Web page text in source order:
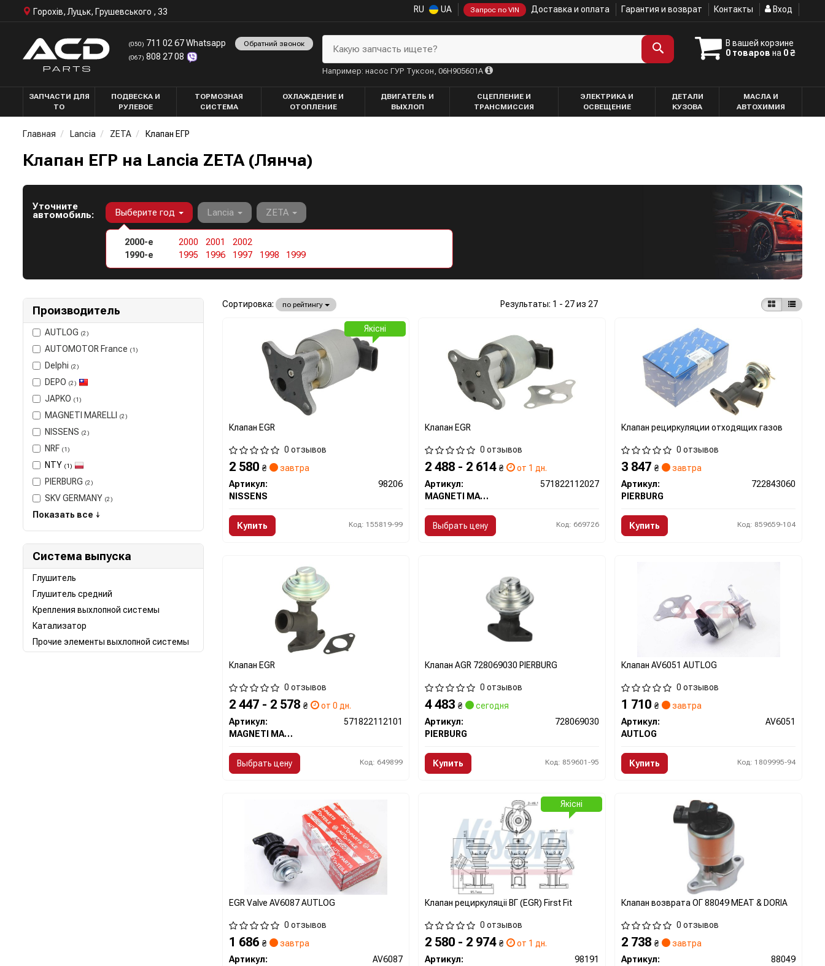
Горохів, Луцьк, Грушевського , 33 RU UA Запрос по VIN Доставка и оплата Гарантия и возврат Контакты Вход
(050) 711 02 67 Whatsapp
(067) 808 27 08
Обратний звонок
В вашей корзине
0 товаров на 0 ₴
Какую запчасть ищете?
Например: насос ГУР Туксон, 06H905601A
ЗАПЧАСТИ ДЛЯ
ТО
ПОДВЕСКА И
РУЛЕВОЕ
ТОРМОЗНАЯ
СИСТЕМА
ОХЛАЖДЕНИЕ И
ОТОПЛЕНИЕ
ДВИГАТЕЛЬ И
ВЫХЛОП
СЦЕПЛЕНИЕ И
ТРАНСМИССИЯ
ЭЛЕКТРИКА И
ОСВЕЩЕНИЕ
ДЕТАЛИ
КУЗОВА
МАСЛА И
АВТОХИМИЯ
Главная Lancia ZETA Клапан ЕГР
Клапан ЕГР на Lancia ZETA (Лянча)
Уточните
автомобиль: Выберите год
2000-е 2000 2001
2002
1990-е
1995 1996 1997 1998 1999
Lancia ZETA
Производитель
AUTLOG (2)
AUTOMOTOR France (1)
Delphi (2)
DEPO (2)
JAPKO (1)
MAGNETI MARELLI (2)
NISSENS (2)
NRF (1)
NTY (1)
PIERBURG (2)
SKV GERMANY (2)
Показать все ↓
Система выпуска
Глушитель
Глушитель средний
Крепления выхлопной системы
Катализатор
Прочие элементы выхлопной системы
Сортировка: по рейтингу Результаты: 1 - 27 из 27
Клапан EGR
0 отзывов
2 580 ₴
завтра
Артикул:
98206
NISSENS
Купить Код: 155819-99
Якісні
Клапан EGR
0 отзывов
2 488 - 2 614₴
от 1 дн.
Артикул:
571822112027
MAGNETI MARELLI
Выбрать цену Код: 669726
Клапан рециркуляции отходящих газов
0 отзывов
3 847₴
завтра
Артикул:
722843060
PIERBURG
Купить Код: 859659-104
Клапан EGR
0 отзывов
2 447 - 2 578 ₴
от 0 дн.
Артикул:
571822112101
MAGNETI MARELLI
Выбрать цену Код: 649899
Клапан AGR 728069030 PIERBURG
0 отзывов
4 483₴
сегодня
Артикул:
728069030
PIERBURG
Купить Код: 859601-95
Клапан AV6051 AUTLOG
0 отзывов
1 710₴
завтра
Артикул:
AV6051
AUTLOG
Купить Код: 1809995-94
EGR Valve AV6087 AUTLOG
0 отзывов
1 686 ₴
завтра
Артикул:
AV6087
Клапан рециркуляціі ВГ (EGR) First Fit
0 отзывов
2 580 - 2 974₴
от 1 дн.
Артикул:
98191
Якісні
Клапан возврата ОГ 88049 MEAT & DORIA
0 отзывов
2 738₴
завтра
Артикул:
88049